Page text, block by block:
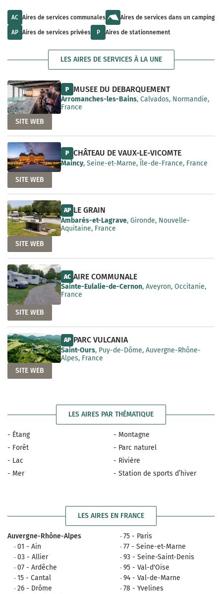
i
l
b
l
t
s
v
a
a
e
l
t
a
v
l
l
e
AC Aires de services communales Aires de services dans un camping
AP Aires de services privées P Aires de stationnement
LES AIRES DE SERVICES À LA UNE
P MUSEE DU DEBARQUEMENT
Arromanches-les-Bains, Calvados, Normandie,
France
SITE WEB
P CHÂTEAU DE VAUX-LE-VICOMTE
Maincy, Seine-et-Marne, Île-de-France, France
SITE WEB
AP LE GRAIN
Ambarès-et-Lagrave, Gironde, Nouvelle-
Aquitaine, France
SITE WEB
AC AIRE COMMUNALE
Sainte-Eulalie-de-Cernon, Aveyron, Occitanie,
France
SITE WEB
AP PARC VULCANIA
Saint-Ours, Puy-de-Dôme, Auvergne-Rhône-
Alpes, France
SITE WEB
LES AIRES PAR THÉMATIQUE
- Étang
- Forêt
- Lac
- Mer
- Montagne
- Parc naturel
- Rivière
- Station de sports d’hiver
LES AIRES EN FRANCE
Auvergne-Rhône-Alpes
01 - Ain
03 - Allier
07 - Ardêche
15 - Cantal
26 - Drôme
75 - Paris
77 - Seine-et-Marne
93 - Seine-Saint-Denis
95 - Val-d'Oise
94 - Val-de-Marne
78 - Yvelines